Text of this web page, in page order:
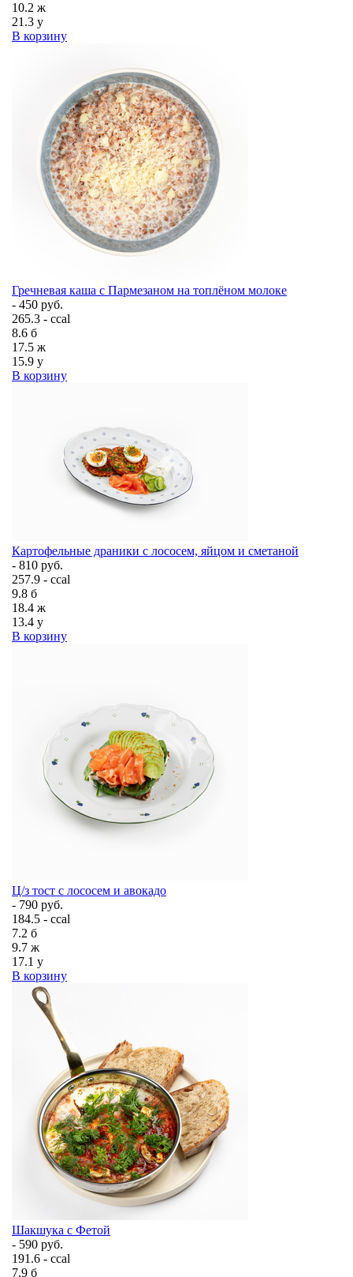
10.2 ж
21.3 у
В корзину
Гречневая каша с Пармезаном на топлёном молоке
- 450 руб.
265.3 - ccal
8.6 б
17.5 ж
15.9 у
В корзину
Картофельные драники с лососем, яйцом и сметаной
- 810 руб.
257.9 - ccal
9.8 б
18.4 ж
13.4 у
В корзину
Ц/з тост с лососем и авокадо
- 790 руб.
184.5 - ccal
7.2 б
9.7 ж
17.1 у
В корзину
Шакшука с Фетой
- 590 руб.
191.6 - ccal
7.9 б